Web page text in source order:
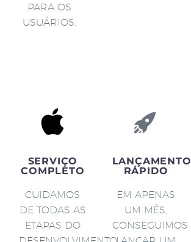
PARA OS
USUÁRIOS.
SERVIÇO
COMPLETO
CUIDAMOS
DE TODAS AS
ETAPAS DO
LANÇAMENTO
RÁPIDO
EM APENAS
UM MÊS,
CONSEGUIMOS